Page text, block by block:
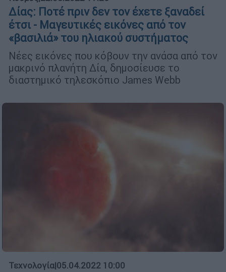
Δίας: Ποτέ πριν δεν τον έχετε ξαναδεί
έτσι - Μαγευτικές εικόνες από τον
«βασιλιά» του ηλιακού συστήματος
Νέες εικόνες που κόβουν την ανάσα από τον
μακρινό πλανήτη Δία, δημοσίευσε το
διαστημικό τηλεσκόπιο James Webb
Τεχνολογία|05.04.2022 10:00